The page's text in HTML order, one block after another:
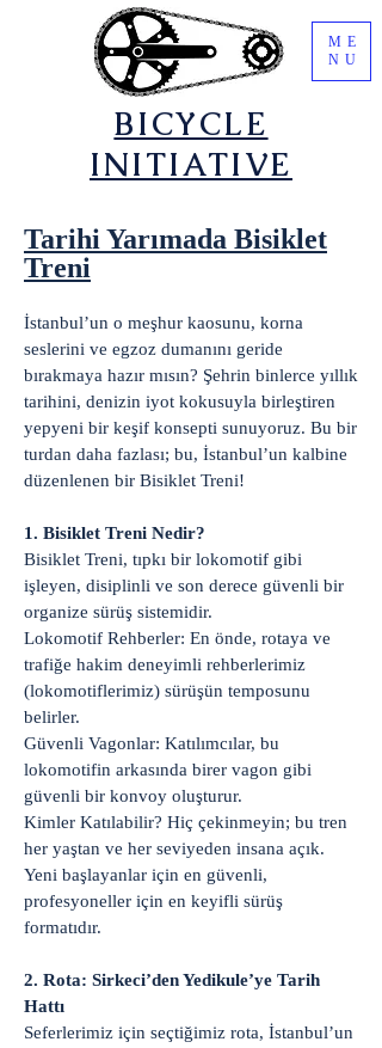
​BICYCLE
INITIATIVE
ME
NU
Tarihi Yarımada Bisiklet
Treni
İstanbul’un o meşhur kaosunu, korna
seslerini ve egzoz dumanını geride
bırakmaya hazır mısın? Şehrin binlerce yıllık
tarihini, denizin iyot kokusuyla birleştiren
yepyeni bir keşif konsepti sunuyoruz. Bu bir
turdan daha fazlası; bu, İstanbul’un kalbine
düzenlenen bir Bisiklet Treni!
1. Bisiklet Treni Nedir?
Bisiklet Treni, tıpkı bir lokomotif gibi
işleyen, disiplinli ve son derece güvenli bir
organize sürüş sistemidir.
Lokomotif Rehberler: En önde, rotaya ve
trafiğe hakim deneyimli rehberlerimiz
(lokomotiflerimiz) sürüşün temposunu
belirler.
Güvenli Vagonlar: Katılımcılar, bu
lokomotifin arkasında birer vagon gibi
güvenli bir konvoy oluşturur.
Kimler Katılabilir? Hiç çekinmeyin; bu tren
her yaştan ve her seviyeden insana açık.
Yeni başlayanlar için en güvenli,
profesyoneller için en keyifli sürüş
formatıdır.
2. Rota: Sirkeci’den Yedikule’ye Tarih
Hattı
Seferlerimiz için seçtiğimiz rota, İstanbul’un